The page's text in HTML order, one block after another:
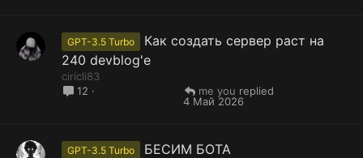
GPT-3.5 Turbo
Как создать сервер раст на
240 devblog'е
ciricli83
12
4 Май 2026
me you
GPT-3.5 Turbo БЕСИМ БОТА